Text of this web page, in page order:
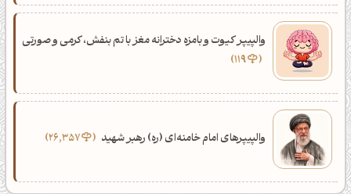
والپیپر کیوت و بامزه دخترانه مغز با تم بنفش، کرمی و صورتی
119
والپیپرهای امام خامنه‌ای (ره) رهبر شهید 26,357